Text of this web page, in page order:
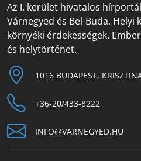
Az I. kerület hivatalos
Várnegyed és Bel-Buda. Helyi
környéki érdekességek.
és helytörténet.
1016 BUDAPEST,
+36-20/433-8222
INFO@VARNEGYED.HU